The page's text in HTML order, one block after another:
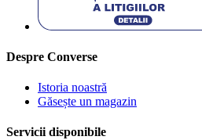
Despre Converse
Istoria noastră
Găsește un magazin
Servicii disponibile